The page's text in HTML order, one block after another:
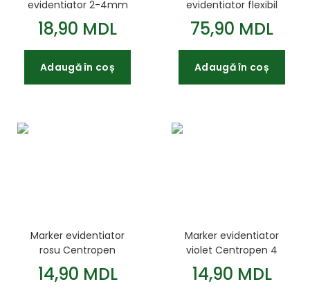
evidentiator 2-4mm
JOBMAX
18,90 MDL
Adaugă în coș
evidentiator flexibil
Centropen cutie plastic
75,90 MDL
Adaugă în coș
Marker evidentiator
rosu Centropen
14,90 MDL
Marker evidentiator
violet Centropen 4
8552 0155
14,90 MDL